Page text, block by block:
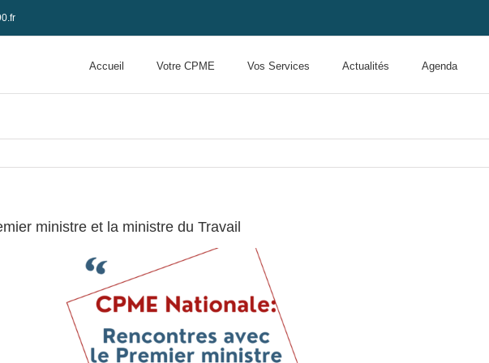
Accueil Votre CPME Vos Services Actualités Agenda
ministre et la ministre du Travail